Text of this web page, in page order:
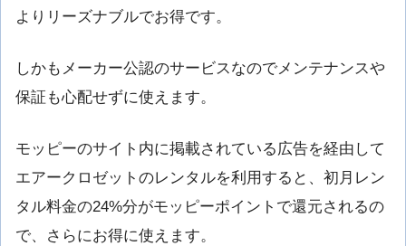
よりリーズナブルでお得です。
しかもメーカー公認のサービスなのでメンテナンスや
保証も心配せずに使えます。
モッピーのサイト内に掲載されている広告を経由して
エアークロゼットのレンタルを利用すると、初月レン
タル料金の24%分がモッピーポイントで還元されるの
で、さらにお得に使えます。